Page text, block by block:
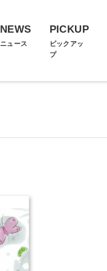
NEWS
ニュース
PICKUP
ピックアッ
プ